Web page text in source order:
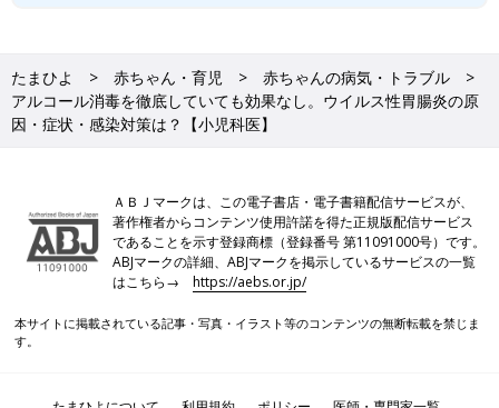
たまひよ 赤ちゃん・育児
赤ちゃんの病気・トラブル
アルコール消毒を徹底していても効果なし。ウイルス性胃腸炎の原
因・症状・感染対策は？【小児科医】
ＡＢＪマークは、この電子書店・電子書籍配信サービスが、
著作権者からコンテンツ使用許諾を得た正規版配信サービス
であることを示す登録商標（登録番号 第11091000号）です。
ABJマークの詳細、ABJマークを掲示しているサービスの一覧
はこちら→https://aebs.or.jp/
本サイトに掲載されている記事・写真・イラスト等のコンテンツの無断転載を禁じま
す。